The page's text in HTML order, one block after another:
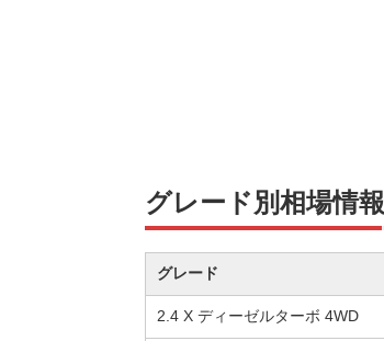
グレード別相場情報
グレード
2.4 X ディーゼルターボ 4WD